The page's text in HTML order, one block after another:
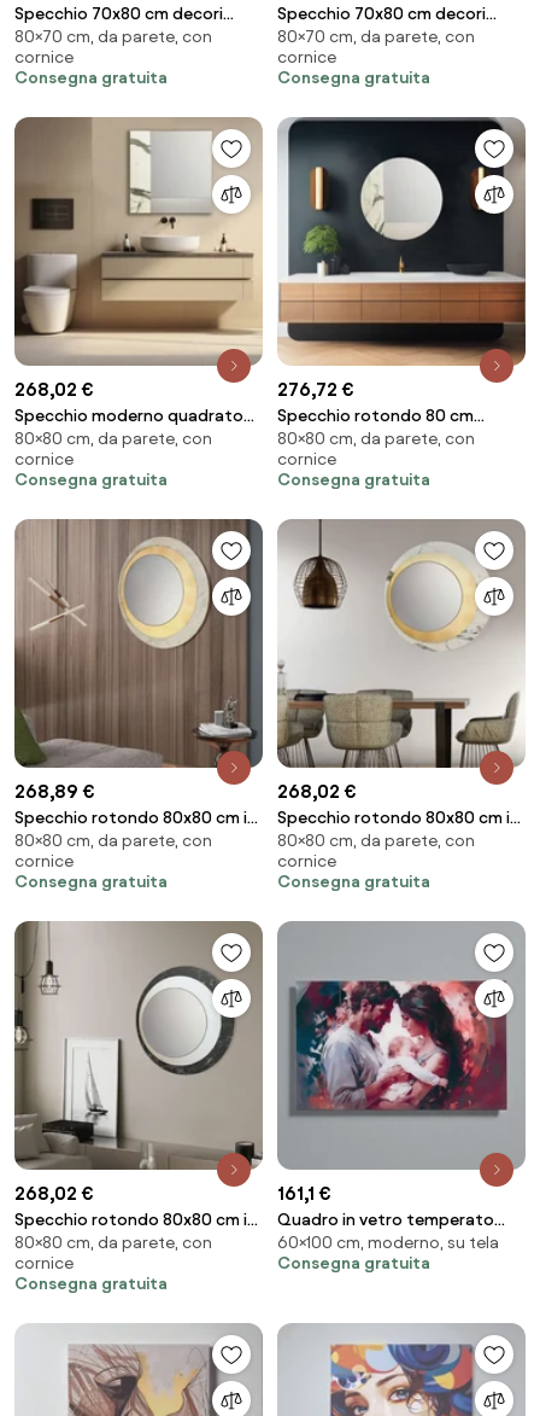
Specchio 70x80 cm decori
foglia argento e marmo
laminato nero - CHARLIE
80×70 cm, da parete, con
cornice
Consegna gratuita
Specchio 70x80 cm decori
foglia oro e marmo laminato
avorio - CHARLIE
80×70 cm, da parete, con
cornice
Consegna gratuita
268,02 €
Specchio moderno quadrato
80 cm effetto marmo bianco e
foglia argento - KEIRA
80×80 cm, da parete, con
cornice
Consegna gratuita
276,72 €
Specchio rotondo 80 cm
marmo laminato bianco e
foglia argento - THOMAS
80×80 cm, da parete, con
cornice
Consegna gratuita
268,89 €
Specchio rotondo 80x80 cm in
marmo laminato Avorio foglia
oro - DAVID
80×80 cm, da parete, con
cornice
Consegna gratuita
268,02 €
Specchio rotondo 80x80 cm in
marmo laminato Bianco foglia
oro - DAVID
80×80 cm, da parete, con
cornice
Consegna gratuita
268,02 €
Specchio rotondo 80x80 cm in
marmo laminato nero foglia
argento - DAVID
80×80 cm, da parete, con
cornice
Consegna gratuita
161,1 €
Quadro in vetro temperato
100x60 cm moderno - Famiglia
60×100 cm, moderno, su tela
Consegna gratuita